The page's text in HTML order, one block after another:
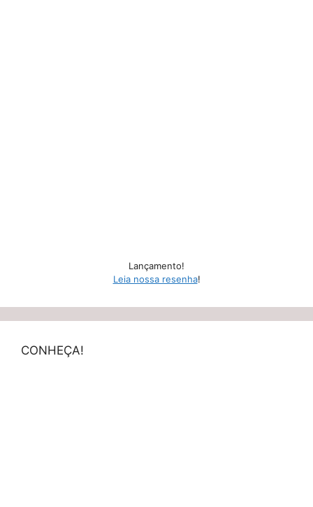
Lançamento!
Leia nossa resenha!
CONHEÇA!